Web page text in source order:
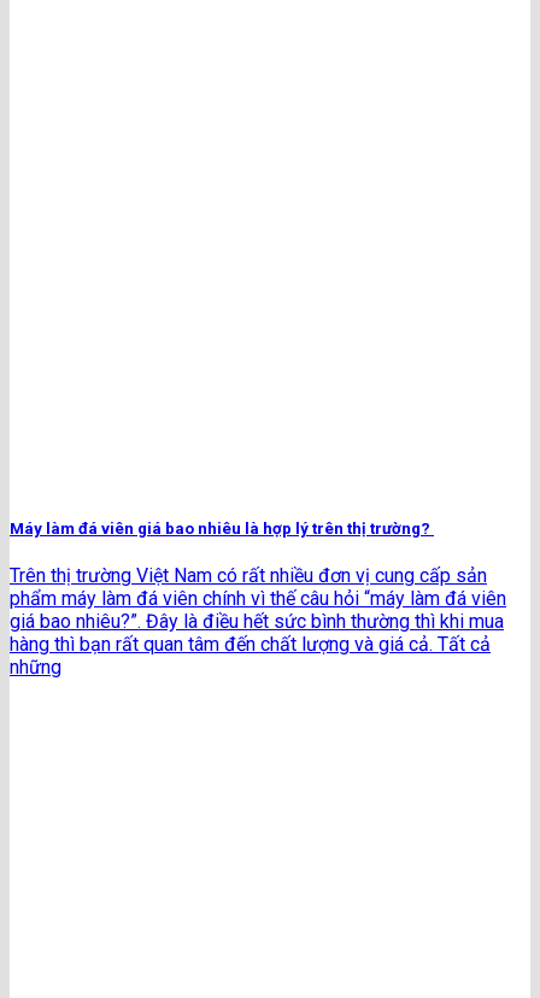
Máy làm đá viên giá bao nhiêu là hợp lý trên thị trường?
Trên thị trường Việt Nam có rất nhiều đơn vị cung cấp sản
phẩm máy làm đá viên chính vì thế câu hỏi “máy làm đá viên
giá bao nhiêu?”. Đây là điều hết sức bình thường thì khi mua
hàng thì bạn rất quan tâm đến chất lượng và giá cả. Tất cả
những